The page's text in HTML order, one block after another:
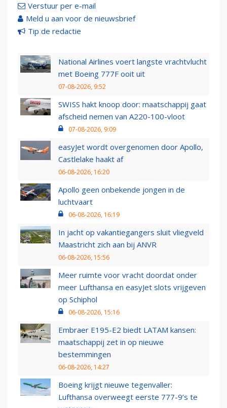
Verstuur per e-mail
Meld u aan voor de nieuwsbrief
Tip de redactie
National Airlines voert langste vrachtvlucht
met Boeing 777F ooit uit
07-08-2026, 9:52
SWISS hakt knoop door: maatschappij gaat
afscheid nemen van A220-100-vloot
07-08-2026, 9:09
easyJet wordt overgenomen door Apollo,
Castlelake haakt af
06-08-2026, 16:20
Apollo geen onbekende jongen in de
luchtvaart
06-08-2026, 16:19
In jacht op vakantiegangers sluit vliegveld
Maastricht zich aan bij ANVR
06-08-2026, 15:56
Meer ruimte voor vracht doordat onder
meer Lufthansa en easyJet slots vrijgeven
op Schiphol
06-08-2026, 15:16
Embraer E195-E2 biedt LATAM kansen:
maatschappij zet in op nieuwe
bestemmingen
06-08-2026, 14:27
Boeing krijgt nieuwe tegenvaller:
Lufthansa overweegt eerste 777-9’s te